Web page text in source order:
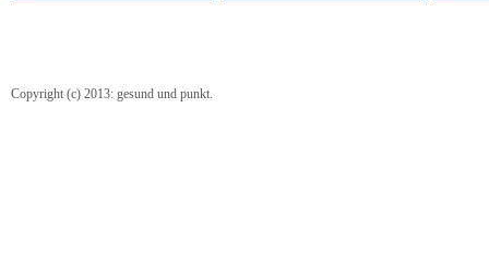
Copyright (c) 2013: gesund und punkt.